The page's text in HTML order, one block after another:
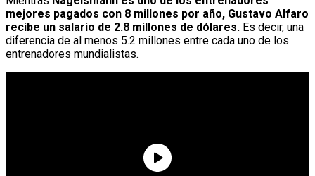
mejores pagados con 8 millones por año, Gustavo Alfaro
recibe un salario de 2.8 millones de dólares. Es decir, una
diferencia de al menos 5.2 millones entre cada uno de los
entrenadores mundialistas.